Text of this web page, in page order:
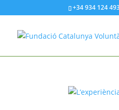
+34 934 124